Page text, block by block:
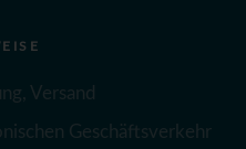
Versand
Geschäftsverkehr